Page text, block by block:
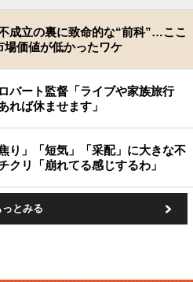
成立の裏に致命的な“前科”…ここ
場価値が低かったワケ
バート監督「ライブや家族旅行
れば休ませます」
り」「短気」「采配」に大きな不
リ「崩れてる感じするわ」
っとみる